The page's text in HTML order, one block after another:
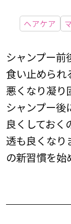
ヘアケア
シャンプー前
食い止められ
悪くなり凝り
シャンプー後
良くしておく
透も良くなり
の新習慣を始